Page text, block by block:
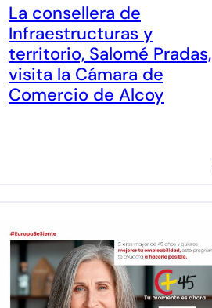
La consellera de
Infraestructuras y
territorio, Salomé Pradas,
visita la Cámara de
Comercio de Alcoy